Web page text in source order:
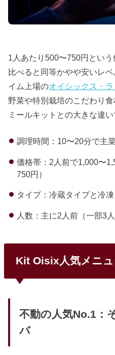
1人あたり500〜750円とい
比べると同等かやや安いレ
イム上場のオイシックス・
野菜や特別栽培のこだわり
ミールキットとの大きな違い
調理時間：10〜20分で主
価格帯：2人前で1,000〜
750円）
タイプ：冷蔵タイプと冷
人数：主に2人前（一部3人
Kit Oisix人気メニ
不動の人気No.1：
バ